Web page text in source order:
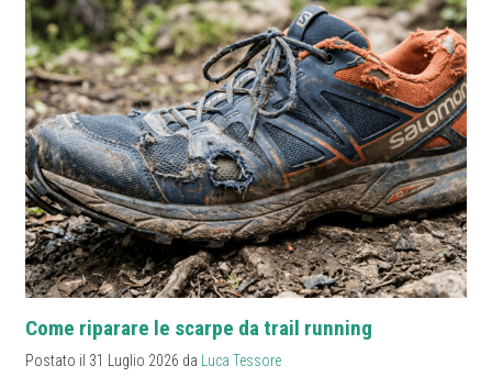
Come riparare le scarpe da trail running
Postato il 31 Luglio 2026 da Luca Tessore